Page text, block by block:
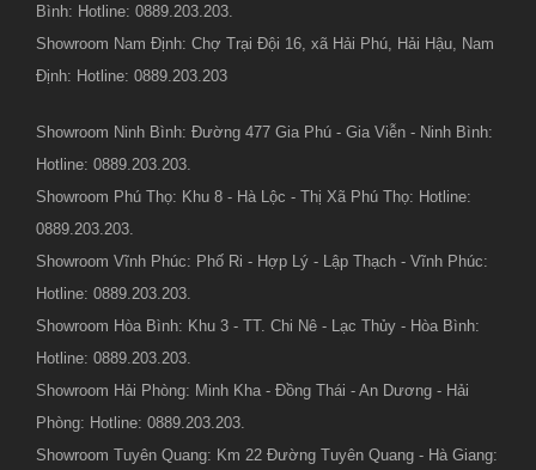
Bình: Hotline: 0889.203.203.
Showroom Nam Định: Chợ Trại Đội 16, xã Hải Phú, Hải Hậu, Nam
Định: Hotline: 0889.203.203
Showroom Ninh Bình: Đường 477 Gia Phú - Gia Viễn - Ninh Bình:
Hotline: 0889.203.203.
Showroom Phú Thọ: Khu 8 - Hà Lộc - Thị Xã Phú Thọ: Hotline:
0889.203.203.
Showroom Vĩnh Phúc: Phố Ri - Hợp Lý - Lập Thạch - Vĩnh Phúc:
Hotline: 0889.203.203.
Showroom Hòa Bình: Khu 3 - TT. Chi Nê - Lạc Thủy - Hòa Bình:
Hotline: 0889.203.203.
Showroom Hải Phòng: Minh Kha - Đồng Thái - An Dương - Hải
Phòng: Hotline: 0889.203.203.
Showroom Tuyên Quang: Km 22 Đường Tuyên Quang - Hà Giang: